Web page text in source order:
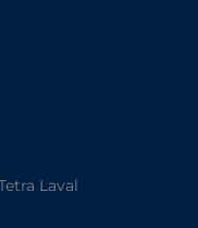
Laval